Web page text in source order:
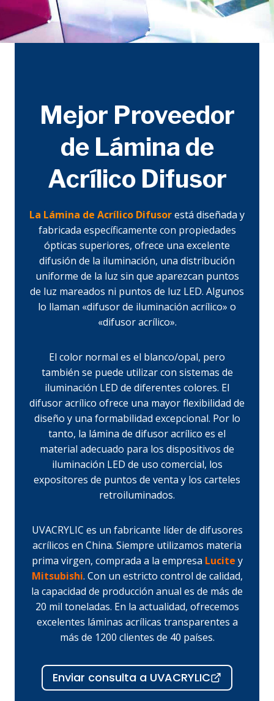
Mejor Proveedor
de Lámina de
Acrílico Difusor
La Lámina de Acrílico Difusorestá diseñada y
fabricada específicamente con propiedades
ópticas superiores, ofrece una excelente
difusión de la iluminación, una distribución
uniforme de la luz sin que aparezcan puntos
de luz mareados ni puntos de luz LED. Algunos
lo llaman «difusor de iluminación acrílico» o
«difusor acrílico».
El color normal es el blanco/opal, pero
también se puede utilizar con sistemas de
iluminación LED de diferentes colores. El
difusor acrílico ofrece una mayor flexibilidad de
diseño y una formabilidad excepcional. Por lo
tanto, la lámina de difusor acrílico es el
material adecuado para los dispositivos de
iluminación LED de uso comercial, los
expositores de puntos de venta y los carteles
retroiluminados.
UVACRYLIC es un fabricante líder de difusores
acrílicos en China. Siempre utilizamos materia
prima virgen, comprada a la empresa Lucite y
Mitsubishi. Con un estricto control de calidad,
la capacidad de producción anual es de más de
20 mil toneladas. En la actualidad, ofrecemos
excelentes láminas acrílicas transparentes a
más de 1200 clientes de 40 países.
Enviar consulta a UVACRYLIC